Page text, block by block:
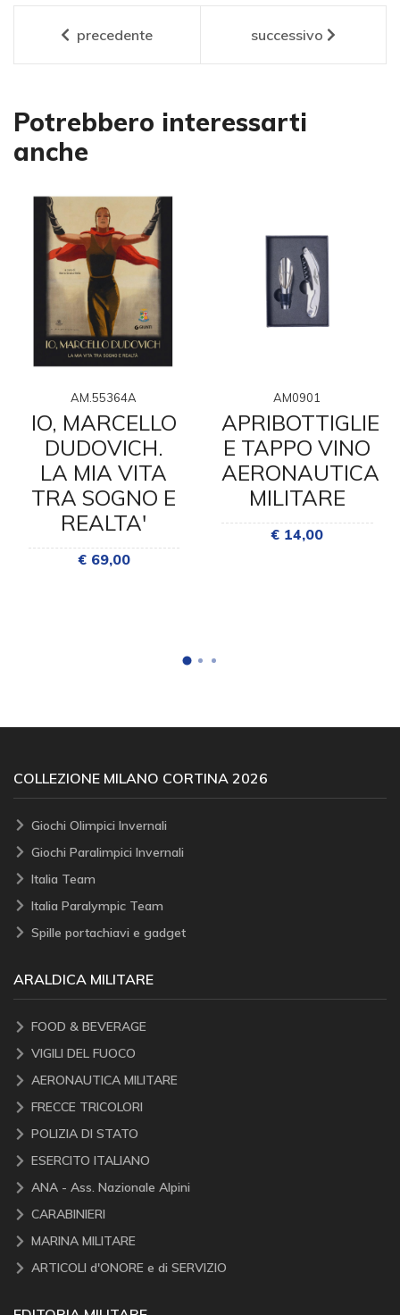
precedente successivo
Potrebbero interessarti
anche
AM.55364A
IO, MARCELLO
DUDOVICH.
LA MIA VITA
TRA SOGNO E
REALTA'
€ 69,00
AM0901
APRIBOTTIGLIE
E TAPPO VINO
AERONAUTICA
MILITARE
€ 14,00
COLLEZIONE MILANO CORTINA 2026
Giochi Olimpici Invernali
Giochi Paralimpici Invernali
Italia Team
Italia Paralympic Team
Spille portachiavi e gadget
ARALDICA MILITARE
FOOD & BEVERAGE
VIGILI DEL FUOCO
AERONAUTICA MILITARE
FRECCE TRICOLORI
POLIZIA DI STATO
ESERCITO ITALIANO
ANA - Ass. Nazionale Alpini
CARABINIERI
MARINA MILITARE
ARTICOLI d'ONORE e di SERVIZIO